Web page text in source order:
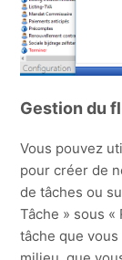
Gestion du
Vous pouvez
pour créer de
de tâches ou
Tâche » sous
tâche que